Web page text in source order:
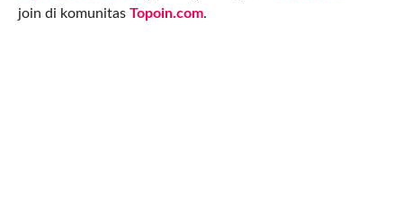
join di komunitas Topoin.com.